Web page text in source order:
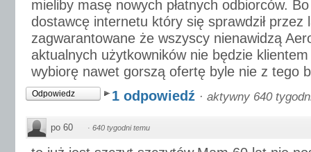
mieliby masę nowych płatnych odbiorców.
dostawcę internetu który się sprawdził przez
zagwarantowane że wszyscy nienawidzą
aktualnych użytkowników nie będzie
wybiorę nawet gorszą ofertę byle nie z tego
Odpowiedz 1 odpowiedź · aktywny 640
po 60 · 640 tygodni temu